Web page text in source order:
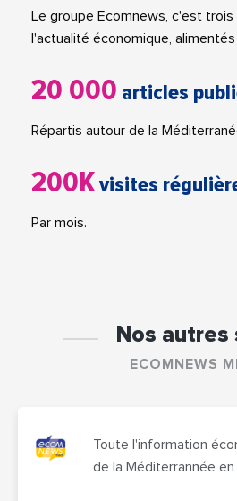
Le groupe Ecomnews, c'est
l'actualité économique,
20 000 articles
Répartis autour de la
200Kvisites
Par mois.
Nos autres
ECOMNEWS
Toute l'information
de la Méditerrannée